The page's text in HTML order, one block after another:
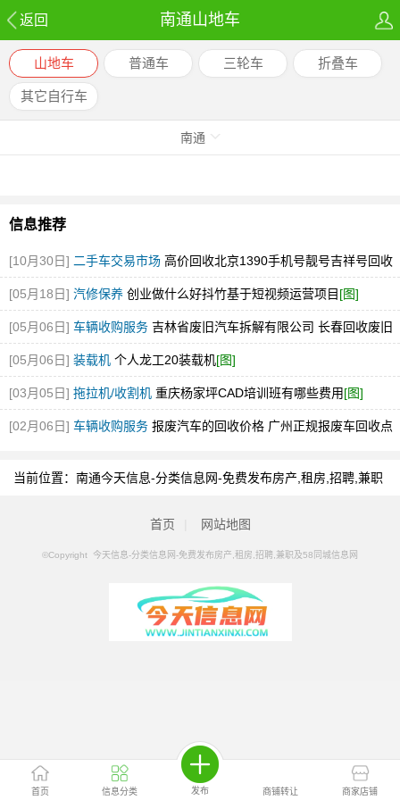
返回 南通山地车
首页 信息分类 发布 商铺转让 商家店铺
山地车 普通车 三轮车 折叠车
其它自行车
南通
信息推荐
[10月30日] 二手车交易市场 高价回收北京1390手机号靓号吉祥号回收
北京号[图]
[05月18日] 汽修保养 创业做什么好抖竹基于短视频运营项目 [图]
[05月06日] 车辆收购服务 吉林省废旧汽车拆解有限公司 长春回收废旧
汽车的电话是多少[图]
[05月06日] 装载机 个人龙工20装载机[图]
[03月05日] 拖拉机/收割机 重庆杨家坪CAD培训班有哪些费用[图]
[02月06日] 车辆收购服务 报废汽车的回收价格 广州正规报废车回收点
当前位置： 南通今天信息-分类信息网-免费发布房产,租房,招聘,兼职
首页 网站地图
©Copyright 今天信息-分类信息网-免费发布房产,租房,招聘,兼职及58同城信息网